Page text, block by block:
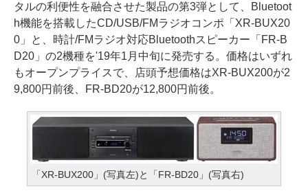
タルの利便性を融合させた製品の第3弾として、Bluetoot
h機能を搭載したCD/USB/FMラジオコンポ「XR-BUX20
0」と、時計/FMラジオ対応Bluetoothスピーカー「FR-B
D20」の2機種を'19年1月中旬に発売する。価格はいずれ
もオープンプライスで、店頭予想価格はXR-BUX200が2
9,800円前後、FR-BD20が12,800円前後。
「XR-BUX200」(写真左)と「FR-BD20」(写真右)